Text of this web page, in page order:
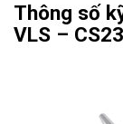
Thông số
VLS –